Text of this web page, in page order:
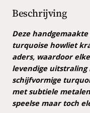
k
e
p
r
i
j
s
€
6
,
9
m
a
n
d
a
a
n
t
Beschrijving
Deze
turquoise howliet
aders, waardoor
levendige uitstraling
schijfvormige
met subtiele
speelse maar toch